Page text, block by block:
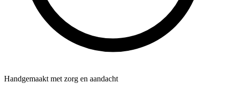
Handgemaakt met zorg en aandacht